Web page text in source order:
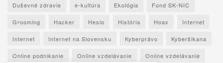
Duševné zdravie e-kultúra Ekológia Fond SK-NIC
Grooming Hacker Heslo História Hoax Internet
Internet Internet na Slovensku Kyberprávo Kyberšikana
Online podnikanie Online vzdelávanie Online vzdelávanie